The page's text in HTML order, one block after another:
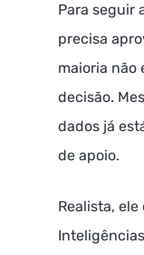
Para seguir
precisa
maioria não
decisão.
dados já
de apoio.
Realista,